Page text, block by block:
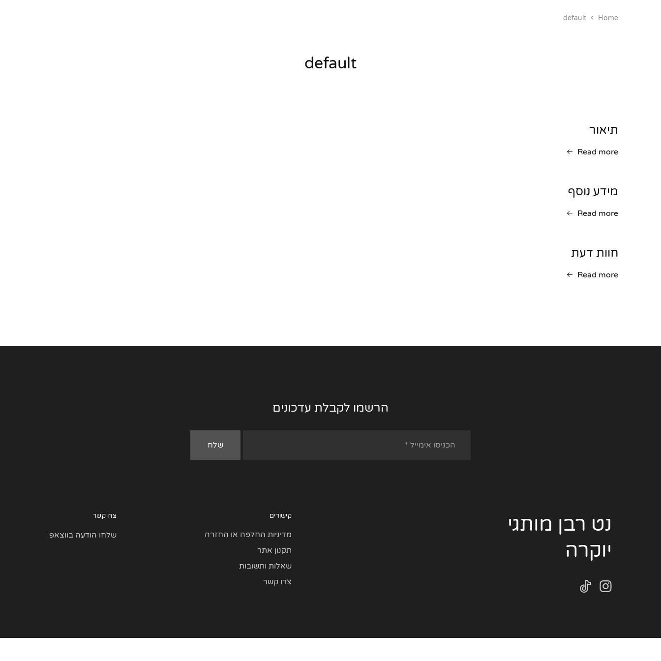
Home
default
default
תיאור
Read more
מידע נוסף
Read more
חוות דעת
Read more
הרשמו לקבלת עדכונים
נט רבן מותגי
יוקרה
קישורים
מדיניות החלפה או החזרה
תקנון אתר
שאלות ותשובות
צרו קשר
צרו קשר
שלחו הודעה בווצאפ